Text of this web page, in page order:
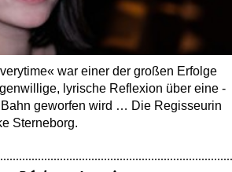
war einer der großen Erfolge
lyrische Reflexion über eine
geworfen wird … Die Regisseurin
Sterneborg.